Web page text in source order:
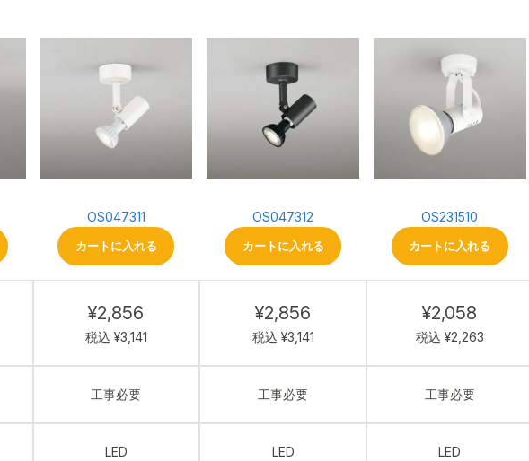
OS047311
カートに入れる
¥2,856
税込 ¥3,141
工事必要
LED
OS047312
カートに入れる
¥2,856
税込 ¥3,141
工事必要
LED
OS231510
カートに入れる
¥2,058
税込 ¥2,263
工事必要
LED